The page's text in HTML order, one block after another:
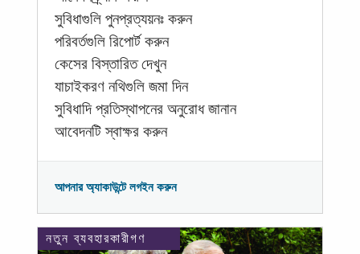
সুবিধাগুলি পুনপ্রত্যয়নঃ করুন
পরিবর্তগুলি রিপোর্ট করুন
কেসের বিস্তারিত দেখুন
যাচাইকরণ নথিগুলি জমা দিন
সুবিধাদি প্রতিস্থাপনের অনুরোধ জানান
আবেদনটি স্বাক্ষর করুন
আপনার অ্যাকাউন্টে লগইন করুন
নতুন ব্যবহারকারীগণ